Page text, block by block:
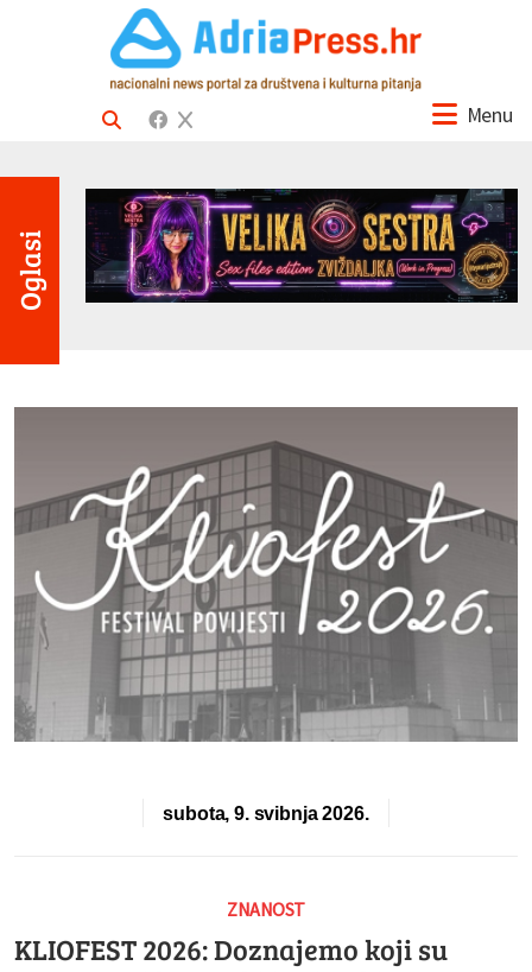
Menu
Oglasi
subota, 9. svibnja 2026.
ZNANOST
KLIOFEST 2026: Doznajemo koji su